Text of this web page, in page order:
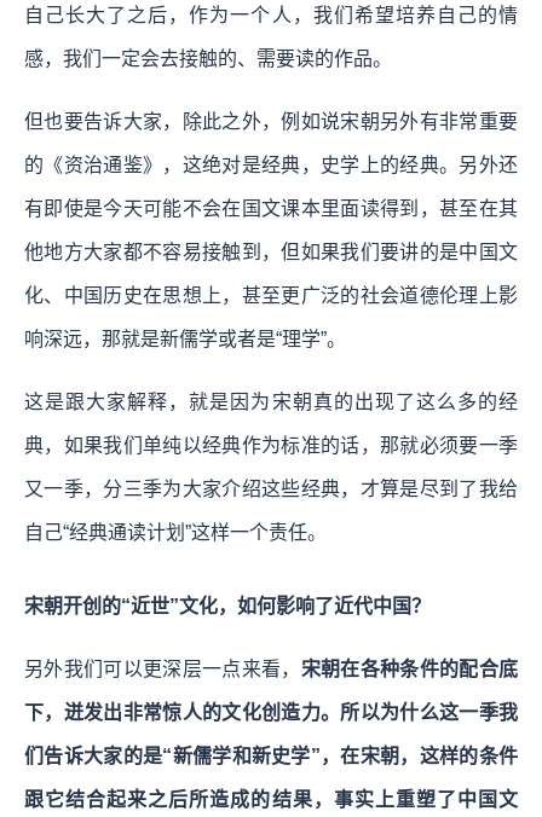
自己长大了之后，作为一个人，我们希望培养自己的情
感，我们一定会去接触的、需要读的作品。
但也要告诉大家，除此之外，例如说宋朝另外有非常重要
的《资治通鉴》，这绝对是经典，史学上的经典。另外还
有即使是今天可能不会在国文课本里面读得到，甚至在其
他地方大家都不容易接触到，但如果我们要讲的是中国文
化、中国历史在思想上，甚至更广泛的社会道德伦理上影
响深远，那就是新儒学或者是“理学”。
这是跟大家解释，就是因为宋朝真的出现了这么多的经
典，如果我们单纯以经典作为标准的话，那就必须要一季
又一季，分三季为大家介绍这些经典，才算是尽到了我给
自己“经典通读计划”这样一个责任。
宋朝开创的“近世”文化，如何影响了近代中国？
另外我们可以更深层一点来看， 宋朝在各种条件的配合底
下，迸发出非常惊人的文化创造力。所以为什么这一季我
们告诉大家的是“新儒学和新史学”，在宋朝，这样的条件
跟它结合起来之后所造成的结果，事实上重塑了中国文